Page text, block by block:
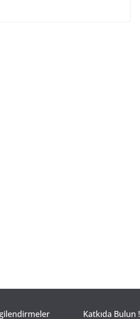
Katkıda Bulun !